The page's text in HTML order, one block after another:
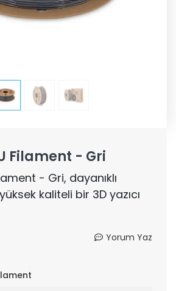
Filament - Gri
- Gri, dayanıklı
kaliteli bir 3D yazıcı
Yorum Yaz